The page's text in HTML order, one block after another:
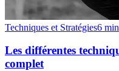
Techniques et Stratégies6 min
Les différentes
complet